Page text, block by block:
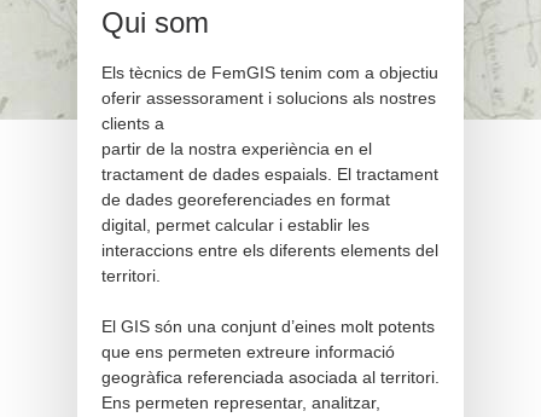
Qui som
Els tècnics de FemGIS tenim com a objectiu
oferir assessorament i solucions als nostres
clients a
partir de la nostra experiència en el
tractament de dades espaials. El tractament
de dades georeferenciades en format
digital, permet calcular i establir les
interaccions entre els diferents elements del
territori.
El GIS són una conjunt d’eines molt potents
que ens permeten extreure informació
geogràfica referenciada asociada al territori.
Ens permeten representar, analitzar,